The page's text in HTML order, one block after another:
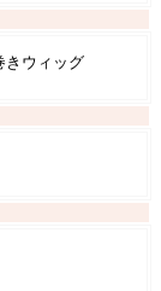
きウィッグ